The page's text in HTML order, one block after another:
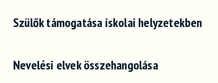
Szülők támogatása iskolai helyzetekben
Nevelési elvek összehangolása